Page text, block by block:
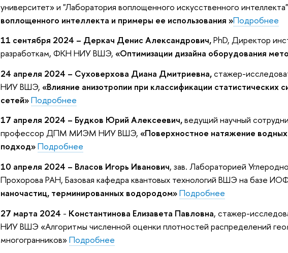
университет» и "Лаборатория воплощенного искусственного
воплощенного интеллекта и примеры ее использования »Подробнее
11 сентября 2024 – Деркач Денис Александрович,PhD, Директор
разработкам, ФКН НИУ ВШЭ, «Оптимизации дизайна оборудования
24 апреля 2024 – Суховерхова Диана Дмитриевна,стажер-
НИУ ВШЭ, «Влияние анизотропии при классификации статистических
сетей»Подробнее
17 апреля 2024 – Будков Юрий Алексеевич,ведущий научный
профессор ДПМ МИЭМ НИУ ВШЭ, «Поверхностное натяжение
подход»Подробнее
10 апреля 2024 – Власов Игорь Иванович, зав. Лабораторией
Прохорова РАН, Базовая кафедра квантовых технологий ВШЭ на базе
наночастиц, терминированных водородом»Подробнее
27 марта 2024 - Константинова Елизавета Павловна, стажер-
НИУ ВШЭ «Алгоритмы численной оценки плотностей распределений
многогранников»Подробнее